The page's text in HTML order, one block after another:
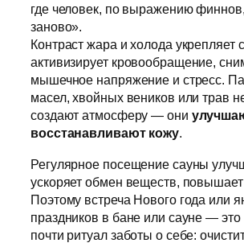
где человек, по выражению
заново».
Контраст жара и холода укрепляет
активизирует кровообращение,
мышечное напряжение и стресс.
масел, хвойных веников или трав
создают атмосферу — они
восстанавливают кожу.
Регулярное посещение сауны
ускоряет обмен веществ, повышает
Поэтому встреча Нового года или
праздников в бане или сауне — это
почти ритуал заботы о себе: